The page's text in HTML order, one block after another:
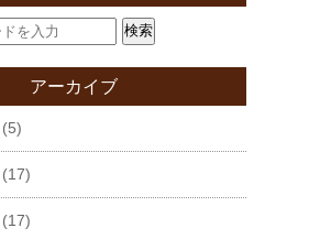
検索
アーカイブ
(5)
(17)
(17)